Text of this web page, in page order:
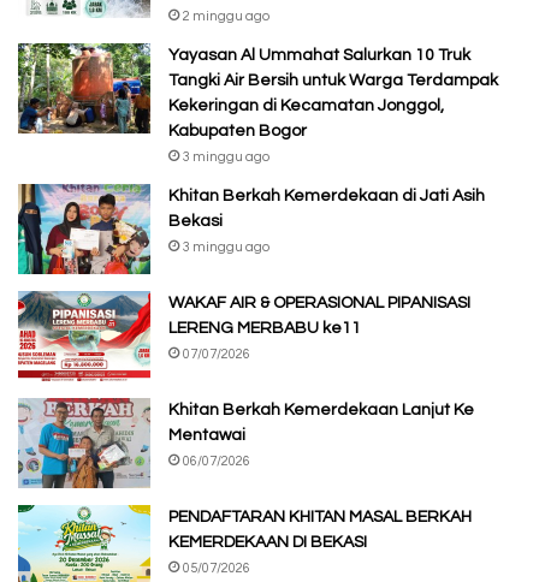
2 minggu ago
Yayasan Al Ummahat Salurkan 10 Truk
Tangki Air Bersih untuk Warga Terdampak
Kekeringan di Kecamatan Jonggol,
Kabupaten Bogor
3 minggu ago
Khitan Berkah Kemerdekaan di Jati Asih
Bekasi
3 minggu ago
WAKAF AIR & OPERASIONAL PIPANISASI
LERENG MERBABU ke11
07/07/2026
Khitan Berkah Kemerdekaan Lanjut Ke
Mentawai
06/07/2026
PENDAFTARAN KHITAN MASAL BERKAH
KEMERDEKAAN DI BEKASI
05/07/2026